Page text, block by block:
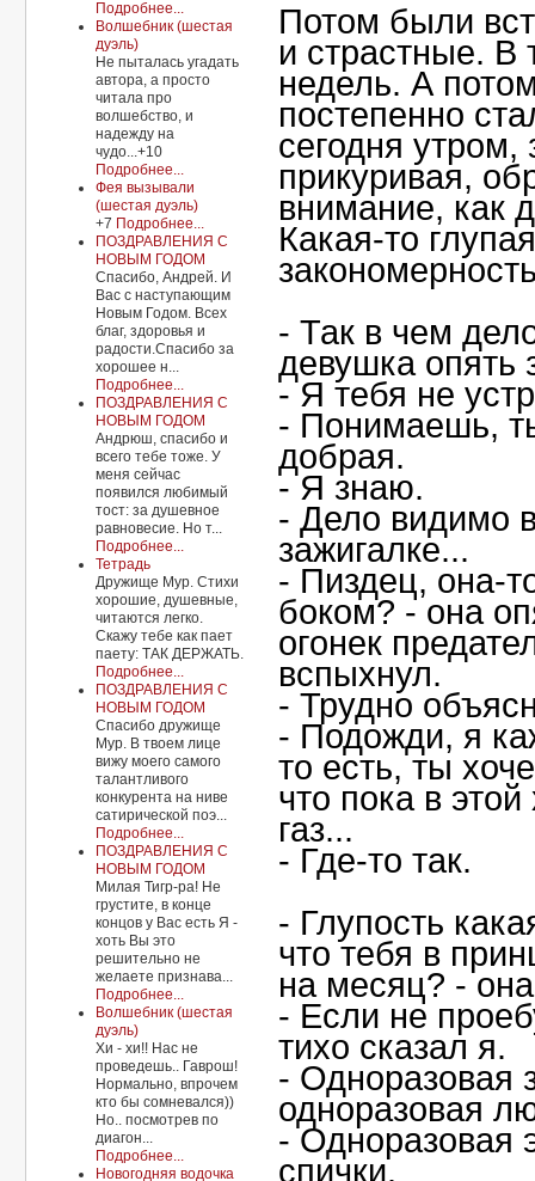
Подробнее...
Волшебник (шестая
дуэль)
Не пыталась угадать
автора, а просто
читала про
волшебство, и
надежду на
чудо...+10
Подробнее...
Фея вызывали
(шестая дуэль)
+7 Подробнее...
ПОЗДРАВЛЕНИЯ С
НОВЫМ ГОДОМ
Спасибо, Андрей. И
Вас с наступающим
Новым Годом. Всех
благ, здоровья и
радости.Спасибо за
хорошее н...
Подробнее...
ПОЗДРАВЛЕНИЯ С
НОВЫМ ГОДОМ
Андрюш, спасибо и
всего тебе тоже. У
меня сейчас
появился любимый
тост: за душевное
равновесие. Но т...
Подробнее...
Тетрадь
Дружище Мур. Стихи
хорошие, душевные,
читаются легко.
Скажу тебе как пает
паету: ТАК ДЕРЖАТЬ.
Подробнее...
ПОЗДРАВЛЕНИЯ С
НОВЫМ ГОДОМ
Спасибо дружище
Мур. В твоем лице
вижу моего самого
талантливого
конкурента на ниве
сатирической поэ...
Подробнее...
ПОЗДРАВЛЕНИЯ С
НОВЫМ ГОДОМ
Милая Тигр-ра! Не
грустите, в конце
концов у Вас есть Я -
хоть Вы это
решительно не
желаете признава...
Подробнее...
Волшебник (шестая
дуэль)
Хи - хи!! Нас не
проведешь.. Гаврош!
Нормально, впрочем
кто бы сомневался))
Но.. посмотрев по
диагон...
Подробнее...
Новогодняя водочка
Потом были
и страстные. В
недель. А
постепенно
сегодня утром,
прикуривая,
внимание, как
Какая-то глупая
- Так в чем
девушка опять
- Я тебя не
- Понимаешь,
добрая.
- Я знаю.
- Дело видимо
зажигалке...
- Пиздец, она-
боком? - она
огонек
вспыхнул.
- Трудно
- Подожди, я
то есть, ты
что пока в
газ...
- Где-то так.
- Глупость
что тебя в
на месяц? -
- Если не
тихо сказал я.
- Одноразовая
одноразовая
- Одноразовая
спички.